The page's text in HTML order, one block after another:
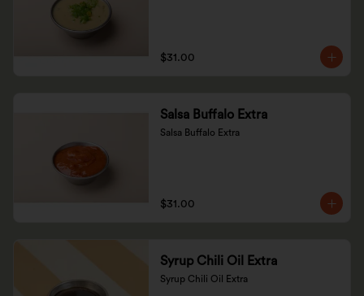
$31.00
Salsa Buffalo Extra
Salsa Buffalo Extra
$31.00
Syrup Chili Oil Extra
Syrup Chili Oil Extra